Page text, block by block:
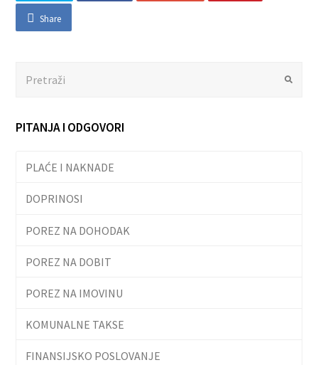
Share
Submit
PITANJA I ODGOVORI
PLAĆE I NAKNADE
DOPRINOSI
POREZ NA DOHODAK
POREZ NA DOBIT
POREZ NA IMOVINU
KOMUNALNE TAKSE
FINANSIJSKO POSLOVANJE